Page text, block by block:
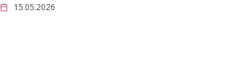
15.05.2026